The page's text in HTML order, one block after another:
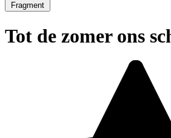
Fragment
Tot de zomer ons